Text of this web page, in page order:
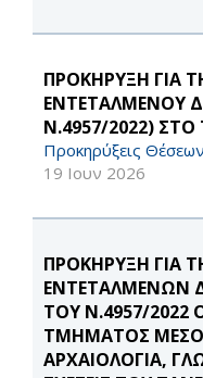
ΠΡΟΚΗΡΥΞΗ ΓΙΑ
ΕΝΤΕΤΑΛΜΕΝΟΥ
Ν.4957/2022)
Προκηρύξεις Θέσεων
19 Ιουν 2026
ΠΡΟΚΗΡΥΞΗ ΓΙΑ
ΕΝΤΕΤΑΛΜΕΝΩΝ
ΤΟΥ Ν.4957/2022
ΤΜΗΜΑΤΟΣ
ΑΡΧΑΙΟΛΟΓΙΑ,